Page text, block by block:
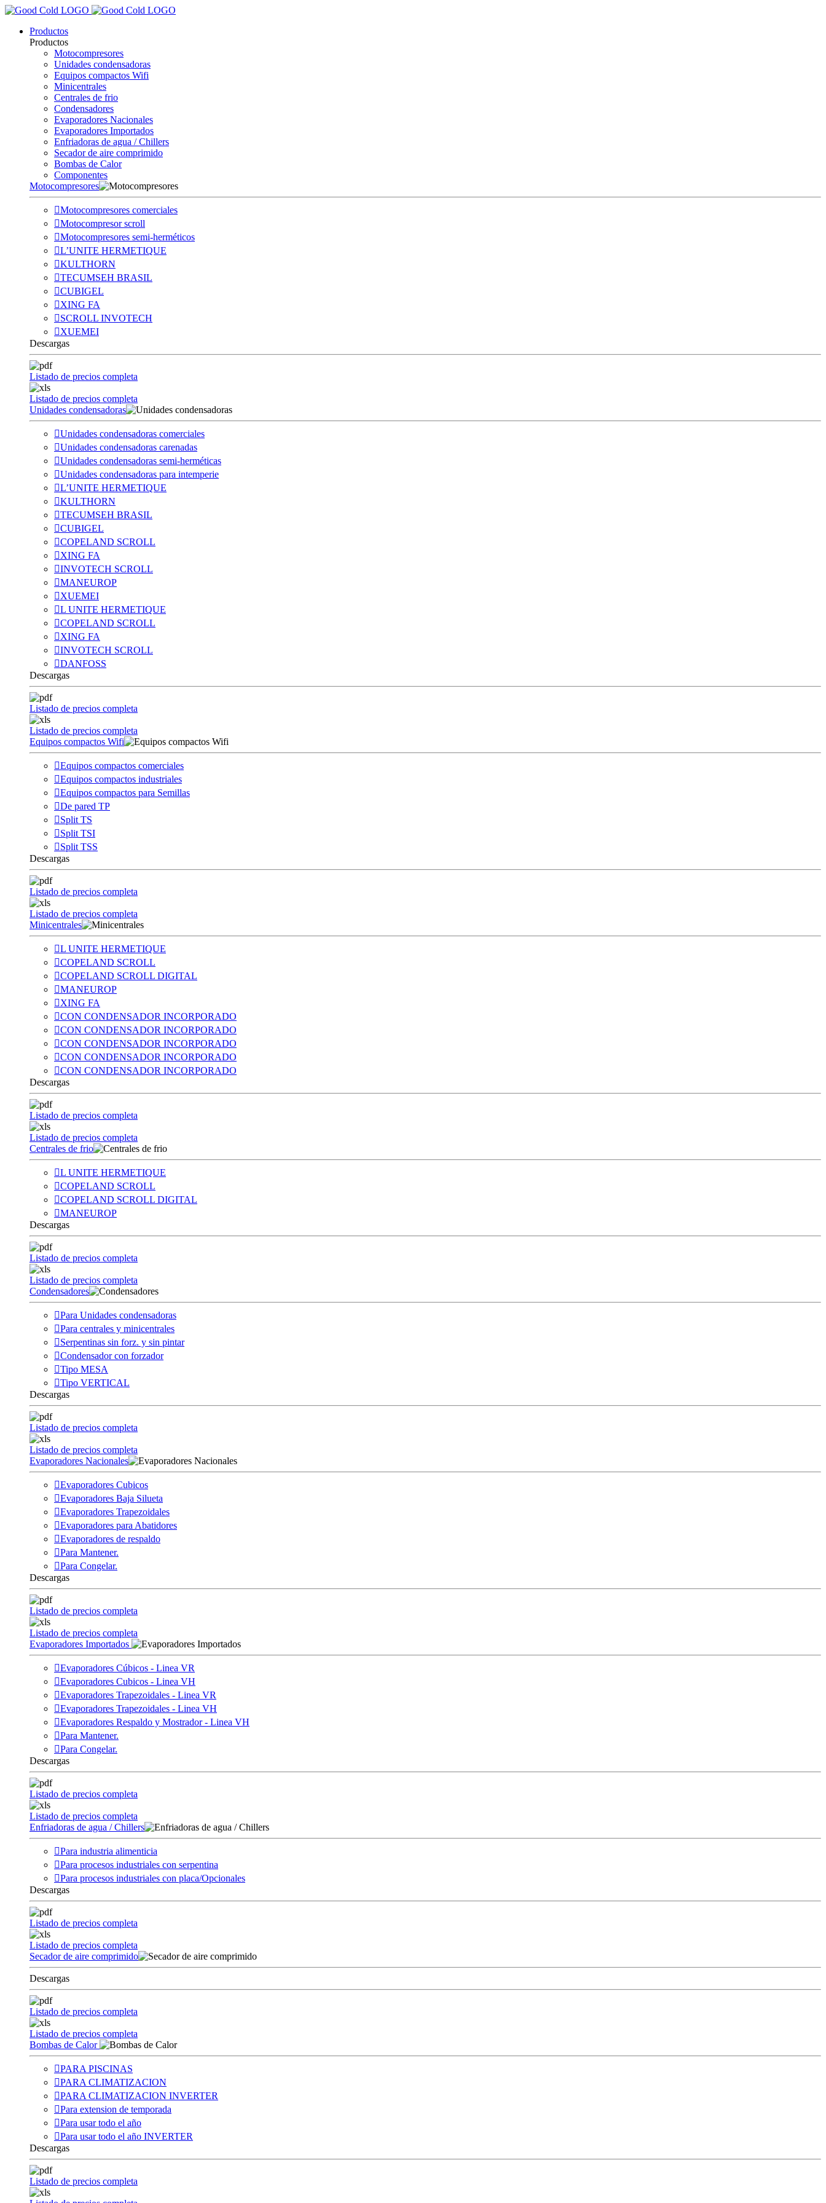
Productos
Productos
Motocompresores
Unidades condensadoras
Equipos compactos Wifi
Minicentrales
Centrales de frio
Condensadores
Evaporadores Nacionales
Evaporadores Importados
Enfriadoras de agua / Chillers
Secador de aire comprimido
Bombas de Calor
Componentes
Motocompresores
Motocompresores comerciales
Motocompresor scroll
Motocompresores semi-herméticos
L’UNITE HERMETIQUE
KULTHORN
TECUMSEH BRASIL
CUBIGEL
XING FA
SCROLL INVOTECH
XUEMEI
Descargas
Listado de precios completa
Listado de precios completa
Unidades condensadoras
Unidades condensadoras comerciales
Unidades condensadoras carenadas
Unidades condensadoras semi-herméticas
Unidades condensadoras para intemperie
L’UNITE HERMETIQUE
KULTHORN
TECUMSEH BRASIL
CUBIGEL
COPELAND SCROLL
XING FA
INVOTECH SCROLL
MANEUROP
XUEMEI
L UNITE HERMETIQUE
COPELAND SCROLL
XING FA
INVOTECH SCROLL
DANFOSS
Descargas
Listado de precios completa
Listado de precios completa
Equipos compactos Wifi
Equipos compactos comerciales
Equipos compactos industriales
Equipos compactos para Semillas
De pared TP
Split TS
Split TSI
Split TSS
Descargas
Listado de precios completa
Listado de precios completa
Minicentrales
L UNITE HERMETIQUE
COPELAND SCROLL
COPELAND SCROLL DIGITAL
MANEUROP
XING FA
CON CONDENSADOR INCORPORADO
CON CONDENSADOR INCORPORADO
CON CONDENSADOR INCORPORADO
CON CONDENSADOR INCORPORADO
CON CONDENSADOR INCORPORADO
Descargas
Listado de precios completa
Listado de precios completa
Centrales de frio
L UNITE HERMETIQUE
COPELAND SCROLL
COPELAND SCROLL DIGITAL
MANEUROP
Descargas
Listado de precios completa
Listado de precios completa
Condensadores
Para Unidades condensadoras
Para centrales y minicentrales
Serpentinas sin forz. y sin pintar
Condensador con forzador
Tipo MESA
Tipo VERTICAL
Descargas
Listado de precios completa
Listado de precios completa
Evaporadores Nacionales
Evaporadores Cubicos
Evaporadores Baja Silueta
Evaporadores Trapezoidales
Evaporadores para Abatidores
Evaporadores de respaldo
Para Mantener.
Para Congelar.
Descargas
Listado de precios completa
Listado de precios completa
Evaporadores Importados
Evaporadores Cúbicos - Linea VR
Evaporadores Cubicos - Linea VH
Evaporadores Trapezoidales - Linea VR
Evaporadores Trapezoidales - Linea VH
Evaporadores Respaldo y Mostrador - Linea VH
Para Mantener.
Para Congelar.
Descargas
Listado de precios completa
Listado de precios completa
Enfriadoras de agua / Chillers
Para industria alimenticia
Para procesos industriales con serpentina
Para procesos industriales con placa/Opcionales
Descargas
Listado de precios completa
Listado de precios completa
Secador de aire comprimido
Descargas
Listado de precios completa
Listado de precios completa
Bombas de Calor
PARA PISCINAS
PARA CLIMATIZACION
PARA CLIMATIZACION INVERTER
Para extension de temporada
Para usar todo el año
Para usar todo el año INVERTER
Descargas
Listado de precios completa